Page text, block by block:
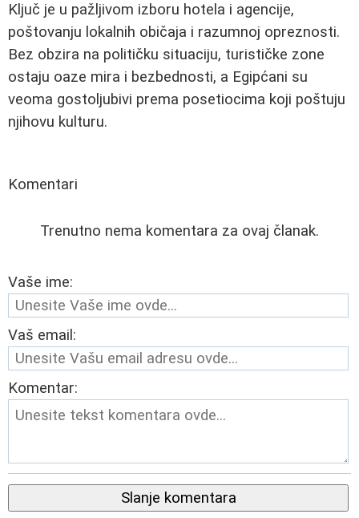
Ključ je u pažljivom izboru hotela i agencije,
poštovanju lokalnih običaja i razumnoj opreznosti.
Bez obzira na političku situaciju, turističke zone
ostaju oaze mira i bezbednosti, a Egipćani su
veoma gostoljubivi prema posetiocima koji poštuju
njihovu kulturu.
Komentari
Trenutno nema komentara za ovaj članak.
Vaše ime:
Vaš email:
Komentar:
Slanje komentara